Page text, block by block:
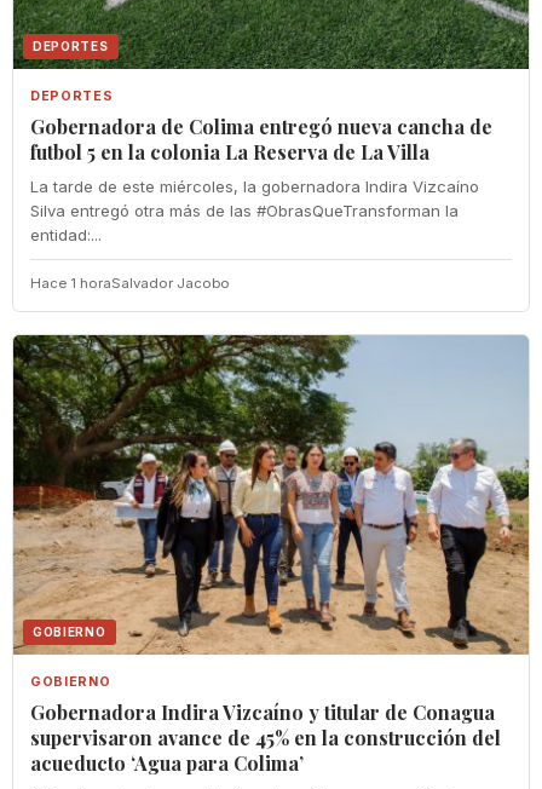
DEPORTES
DEPORTES
Gobernadora de Colima entregó nueva cancha de
futbol 5 en la colonia La Reserva de La Villa
La tarde de este miércoles, la gobernadora Indira Vizcaíno
Silva entregó otra más de las #ObrasQueTransforman la
entidad:...
Hace 1 horaSalvador Jacobo
GOBIERNO
GOBIERNO
Gobernadora Indira Vizcaíno y titular de Conagua
supervisaron avance de 45% en la construcción del
acueducto ‘Agua para Colima’